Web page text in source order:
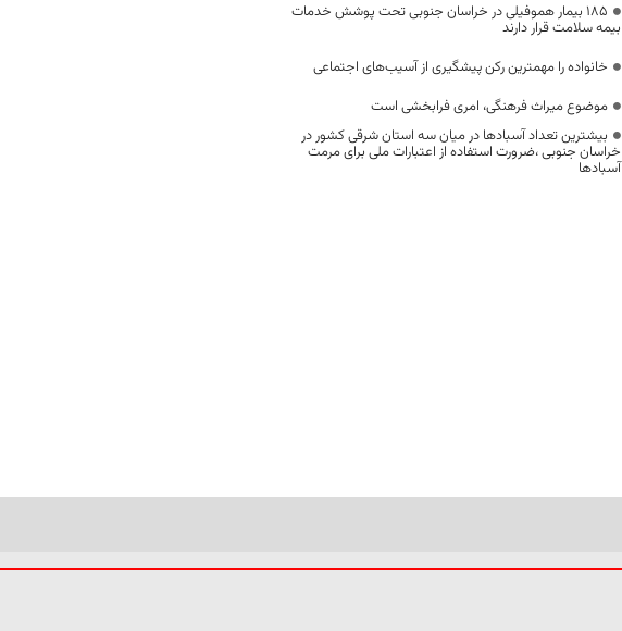
۱۸۵ بیمار هموفیلی در خراسان جنوبی تحت پوشش خدمات
بیمه سلامت قرار دارند
خانواده را مهمترین رکن پیشگیری از آسیب‌های اجتماعی
موضوع میراث فرهنگی، امری فرابخشی است
بیشترین تعداد آسبادها در میان سه استان شرقی کشور در
خراسان جنوبی ،ضرورت استفاده از اعتبارات ملی برای مرمت
آسبادها